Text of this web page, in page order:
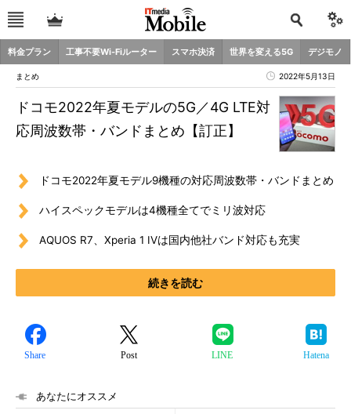
料金プラン 工事不要Wi-Fiルーター スマホ決済 世界を変える5G デジモノ
まとめ 2022年5月13日
ドコモ2022年夏モデルの5G／4G LTE対
応周波数帯・バンドまとめ【訂正】
ドコモ2022年夏モデル9機種の対応周波数帯・バンドまとめ
ハイスペックモデルは4機種全てでミリ波対応
AQUOS R7、Xperia 1 IVは国内他社バンド対応も充実
続きを読む
Share Post LINE Hatena
あなたにオススメ